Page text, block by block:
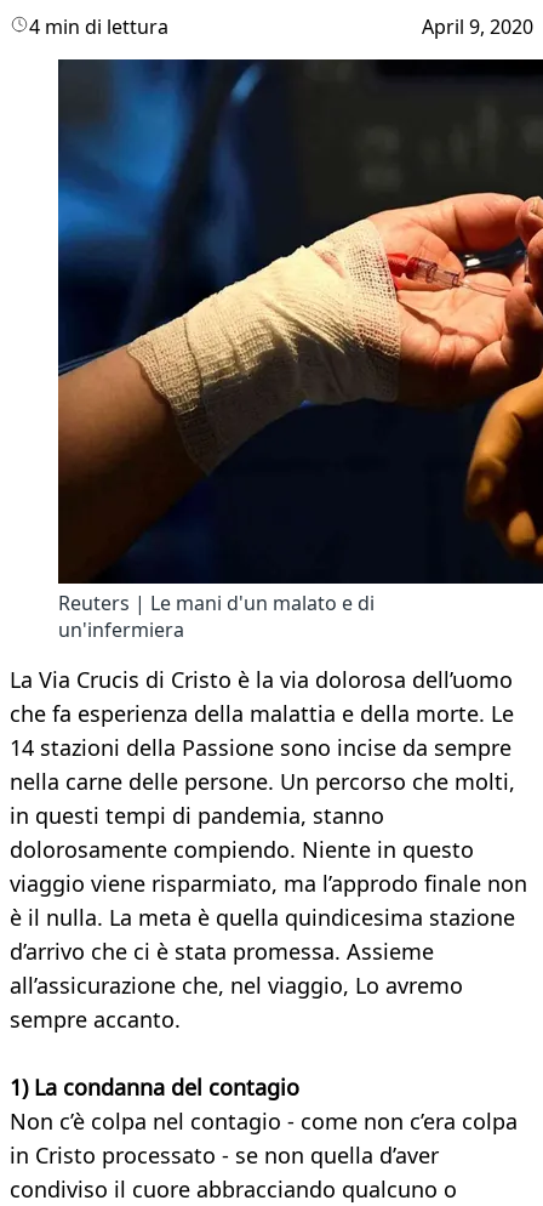
4 min di lettura April 9, 2020
Reuters | Le mani d'un malato e di
un'infermiera
La Via Crucis di Cristo è la via dolorosa dell’uomo
che fa esperienza della malattia e della morte. Le
14 stazioni della Passione sono incise da sempre
nella carne delle persone. Un percorso che molti,
in questi tempi di pandemia, stanno
dolorosamente compiendo. Niente in questo
viaggio viene risparmiato, ma l’approdo finale non
è il nulla. La meta è quella quindicesima stazione
d’arrivo che ci è stata promessa. Assieme
all’assicurazione che, nel viaggio, Lo avremo
sempre accanto.
1) La condanna del contagio
Non c’è colpa nel contagio - come non c’era colpa
in Cristo processato - se non quella d’aver
condiviso il cuore abbracciando qualcuno o